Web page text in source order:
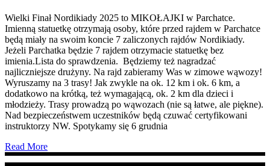
Wielki Finał Nordikiady 2025 to MIKOŁAJKI w Parchatce.
Imienną statuetkę otrzymają osoby, które przed rajdem w Parchatce
będą miały na swoim koncie 7 zaliczonych rajdów Nordikiady.
Jeżeli Parchatka będzie 7 rajdem otrzymacie statuetkę bez
imienia.Lista do sprawdzenia. Będziemy też nagradzać
najliczniejsze drużyny. Na rajd zabieramy Was w zimowe wąwozy!
Wyruszamy na 3 trasy! Jak zwykle na ok. 12 km i ok. 6 km, a
dodatkowo na krótką, też wymagającą, ok. 2 km dla dzieci i
młodzieży. Trasy prowadzą po wąwozach (nie są łatwe, ale piękne).
Nad bezpieczeństwem uczestników będą czuwać certyfikowani
instruktorzy NW. Spotykamy się 6 grudnia
Read More